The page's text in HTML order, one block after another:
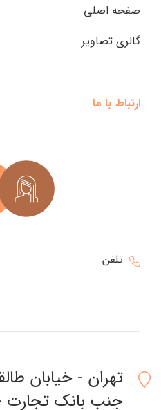
صفحه اصلی
گالری تصاویر
ارتباط با ما
تلفن
تهران - خیابان